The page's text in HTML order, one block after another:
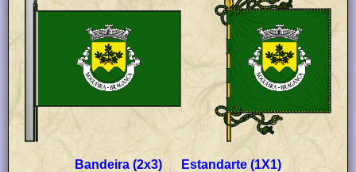
Bandeira (2x3) Estandarte (1X1)